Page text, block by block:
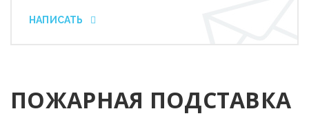
НАПИСАТЬ
ПОЖАРНАЯ ПОДСТАВКА